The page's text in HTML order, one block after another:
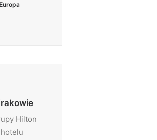
Hilton